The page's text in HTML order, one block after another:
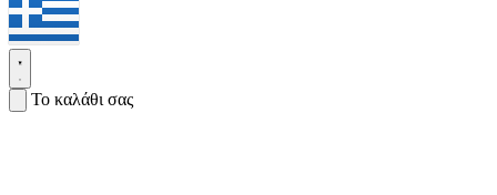
Το καλάθι σας